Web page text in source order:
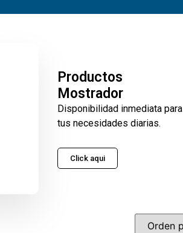
Productos
Mostrador
Disponibilidad inmediata para
tus necesidades diarias.
Click aqui